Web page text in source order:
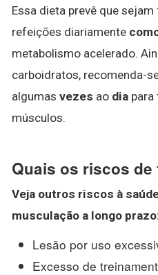
Essa dieta prevê que
refeições diariamente
metabolismo acelerado.
carboidratos, recomenda-
algumas vezes ao dia para
músculos.
Quais os riscos
Veja outros riscos à
musculação a longo
Lesão por uso
Excesso de